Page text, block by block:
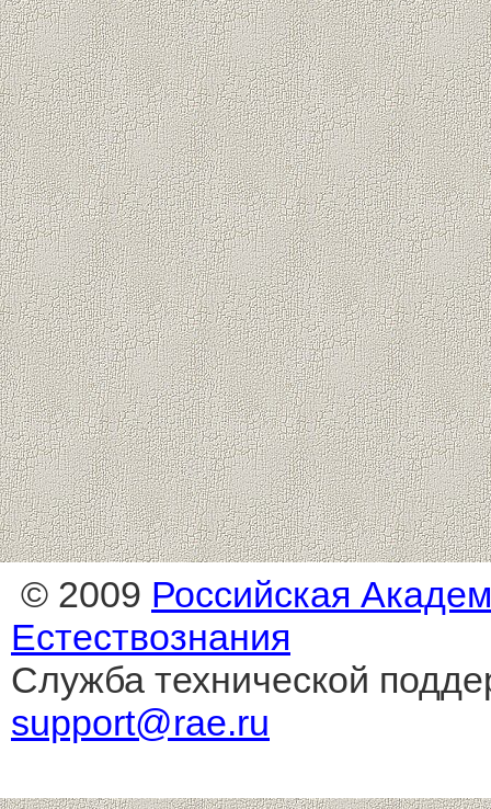
© 2009 Российская
Естествознания
Служба технической
support@rae.ru